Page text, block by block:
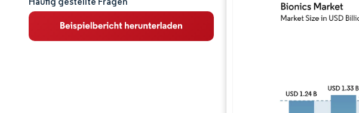
Marktanalyse
Trends und Einblicke